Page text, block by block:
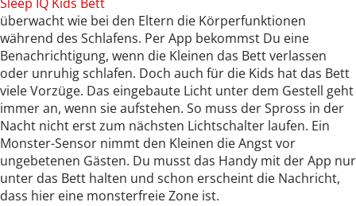
überwacht wie bei den Eltern die Körperfunktionen
während des Schlafens. Per App bekommst Du eine
Benachrichtigung, wenn die Kleinen das Bett verlassen
oder unruhig schlafen. Doch auch für die Kids hat das Bett
viele Vorzüge. Das eingebaute Licht unter dem Gestell geht
immer an, wenn sie aufstehen. So muss der Spross in der
Nacht nicht erst zum nächsten Lichtschalter laufen. Ein
Monster-Sensor nimmt den Kleinen die Angst vor
ungebetenen Gästen. Du musst das Handy mit der App nur
unter das Bett halten und schon erscheint die Nachricht,
dass hier eine monsterfreie Zone ist.